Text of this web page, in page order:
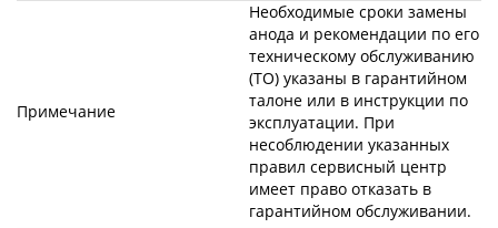
Примечание
Необходимые сроки замены
анода и рекомендации по его
техническому обслуживанию
(ТО) указаны в гарантийном
талоне или в инструкции по
эксплуатации. При
несоблюдении указанных
правил сервисный центр
имеет право отказать в
гарантийном обслуживании.